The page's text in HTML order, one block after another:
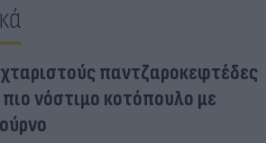
παντζαροκεφτέδες
νόστιμο κοτόπουλο με